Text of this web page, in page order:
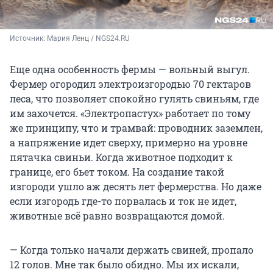
Источник: Мария Ленц / NGS24.RU
Еще одна особенность фермы — вольный выгул.
Фермер огородил электроизгородью 70 гектаров
леса, что позволяет спокойно гулять свиньям, где
им захочется. «Электропастух» работает по тому
же принципу, что и трамвай: проводник заземлен,
а напряжение идет сверху, примерно на уровне
пятачка свиньи. Когда животное подходит к
границе, его бьет током. На создание такой
изгороди ушло аж десять лет фермерства. Но даже
если изгородь где-то порвалась и ток не идет,
животные всё равно возвращаются домой.
— Когда только начали держать свиней, пропало
12 голов. Мне так было обидно. Мы их искали,